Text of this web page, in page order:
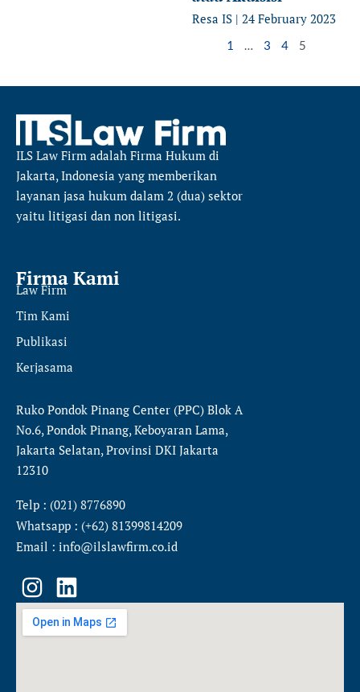
Resa IS 24 February 2023
1 3 4 5
ILS Law Firm adalah Firma Hukum di
Jakarta, Indonesia yang memberikan
layanan jasa hukum dalam 2 (dua) sektor
yaitu litigasi dan non litigasi.
Firma Kami
Law Firm
Tim Kami
Publikasi
Kerjasama
Ruko Pondok Pinang Center (PPC) Blok A
No.6, Pondok Pinang, Keboyaran Lama,
Jakarta Selatan, Provinsi DKI Jakarta
12310
Telp : (021) 8776890
Whatsapp : (+62) 81399814209
Email : info@ilslawfirm.co.id
I
n
s
L
i
n